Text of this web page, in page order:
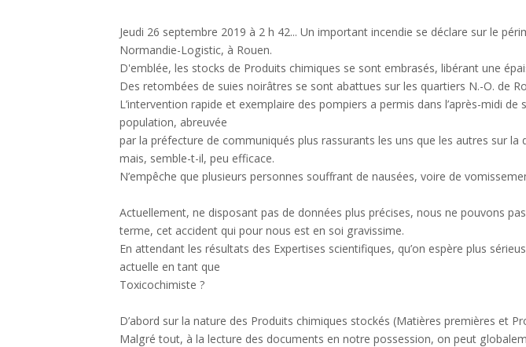
Jeudi 26 septembre 2019 à 2 h 42... Un important incendie se déclare sur le
Normandie-Logistic, à Rouen.
D'emblée, les stocks de Produits chimiques se sont embrasés, libérant une
Des retombées de suies noirâtres se sont abattues sur les quartiers N.-O. de
L’intervention rapide et exemplaire des pompiers a permis dans l’après-midi de
population, abreuvée
par la préfecture de communiqués plus rassurants les uns que les autres sur
mais, semble-t-il, peu efficace.
N’empêche que plusieurs personnes souffrant de nausées, voire de
Actuellement, ne disposant pas de données plus précises, nous ne pouvons
terme, cet accident qui pour nous est en soi gravissime.
En attendant les résultats des Expertises scientifiques, qu’on espère plus
actuelle en tant que
Toxicochimiste ?
D’abord sur la nature des Produits chimiques stockés (Matières premières et
Malgré tout, à la lecture des documents en notre possession, on peut